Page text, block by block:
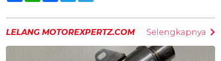
LELANG MOTOREXPERTZ.COM Selengkapnya